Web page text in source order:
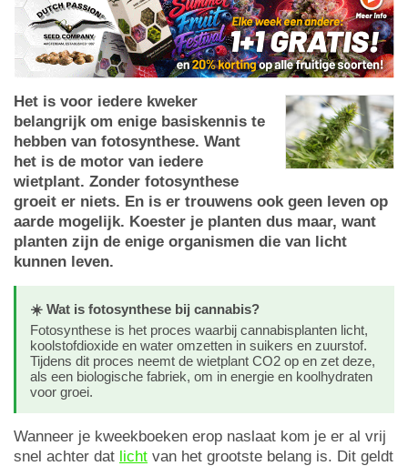
Het is voor iedere kweker
belangrijk om enige basiskennis te
hebben van fotosynthese. Want
het is de motor van iedere
wietplant. Zonder fotosynthese
groeit er niets. En is er trouwens ook geen leven op
aarde mogelijk. Koester je planten dus maar, want
planten zijn de enige organismen die van licht
kunnen leven.
☀️ Wat is fotosynthese bij cannabis?
Fotosynthese is het proces waarbij cannabisplanten licht,
koolstofdioxide en water omzetten in suikers en zuurstof.
Tijdens dit proces neemt de wietplant CO2 op en zet deze,
als een biologische fabriek, om in energie en koolhydraten
voor groei.
Wanneer je kweekboeken erop naslaat kom je er al vrij
snel achter dat licht van het grootste belang is. Dit geldt